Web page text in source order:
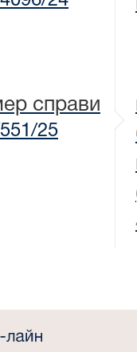
справи
25